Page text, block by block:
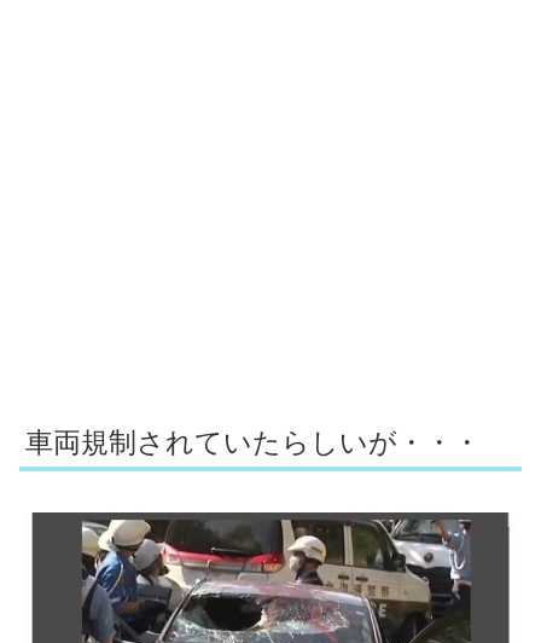
車両規制されていたらしいが・・・